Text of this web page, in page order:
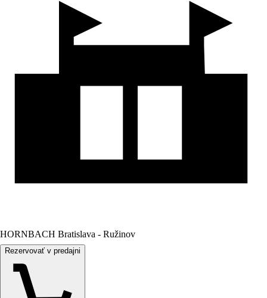
HORNBACH Bratislava - Ružinov
Rezervovať v predajni